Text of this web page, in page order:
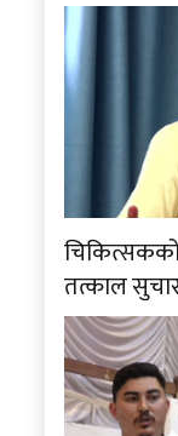
चिकित्सकको
तत्काल